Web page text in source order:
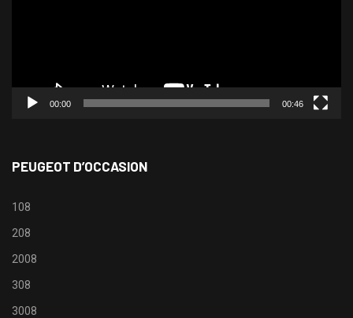
00:00 00:46
PEUGEOT D’OCCASION
108
208
2008
308
3008